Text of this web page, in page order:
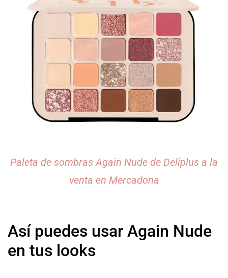
Paleta de sombras Again Nude de Deliplus a la
venta en Mercadona
Así puedes usar Again Nude
en tus looks